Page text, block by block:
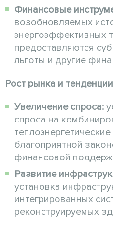
Финансовые
возобновляемых
энергоэффективных
предоставляются
льготы и другие
Рост рынка и тенденции
Увеличение спроса:
спроса на
благоприятной
финансовой
Развитие
установка
интегрированных
реконструируемых